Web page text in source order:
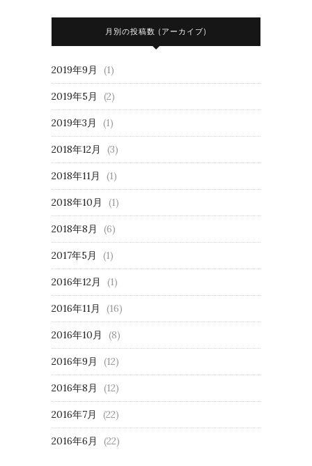
月別の投稿数 (アーカイブ)
2019年9月 (1)
2019年5月 (2)
2019年3月 (1)
2018年12月 (3)
2018年11月 (1)
2018年10月 (1)
2018年8月 (6)
2017年5月 (1)
2016年12月 (1)
2016年11月 (16)
2016年10月 (8)
2016年9月 (12)
2016年8月 (12)
2016年7月 (22)
2016年6月 (22)